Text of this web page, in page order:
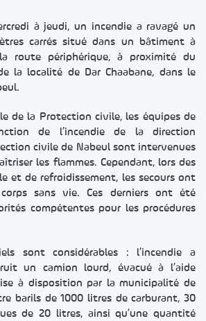
à jeudi, un incendie a ravagé un
carrés situé dans un bâtiment à
route périphérique, à proximité du
la localité de Dar Chaabane, dans le
de la Protection civile, les équipes de
de l’incendie de la direction
civile de Nabeul sont intervenues
les flammes. Cependant, lors des
et de refroidissement, les secours ont
sans vie. Ces derniers ont été
compétentes pour les procédures
sont considérables : l’incendie a
un camion lourd, évacué à l’aide
à disposition par la municipalité de
barils de 1000 litres de carburant, 30
de 20 litres, ainsi qu’une quantité